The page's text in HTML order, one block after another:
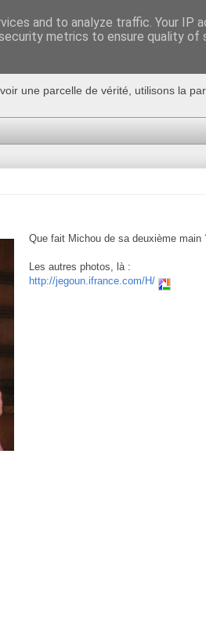
une parcelle de vérité, utilisons la
Que fait Michou de sa deuxième main
Les autres photos, là :
http://jegoun.ifrance.com/H/
and to analyze traffic. Your IP
metrics to ensure quality of